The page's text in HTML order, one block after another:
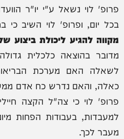
פרופ' לוי נשאל ע"י יו"ר
בכל יום, ופרופ' לוי השיב כי ב
מקווה להגיע ליכולת ביצוע של עד 60 אלף
מדובר בהוצאה כלכלית
לשאלה האם מערכת
כאלה, והאם נדרש כח אדם
פרופ' לוי כי צה"ל הקצה
למעבדות, בעבודות הפחות
מעבר לכך.